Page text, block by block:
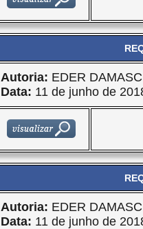
Autoria: EDER
Data: 11 de junho de
Autoria: EDER
Data: 11 de junho de